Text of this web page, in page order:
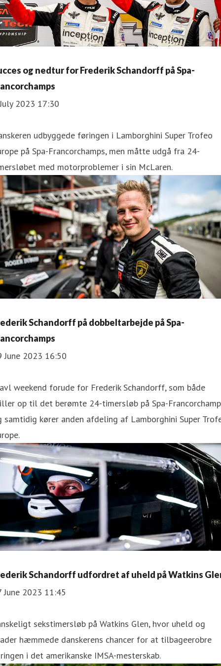
og nedtur for Frederik Schandorff på Spa-
2023 17:30
udbyggede føringen i Lamborghini Super Trofeo
på Spa-Francorchamps, men måtte udgå fra 24-
med motorproblemer i sin McLaren.
Schandorff på dobbeltarbejde på Spa-
June 2023 16:50
weekend forude for Frederik Schandorff, som både
op til det berømte 24-timersløb på Spa-
samtidig kører anden afdeling af Lamborghini Super
Schandorff udfordret af uheld på Watkins
June 2023 11:45
sekstimersløb på Watkins Glen, hvor uheld og
hæmmede danskerens chancer for at tilbageerobre
i det amerikanske IMSA-mesterskab.